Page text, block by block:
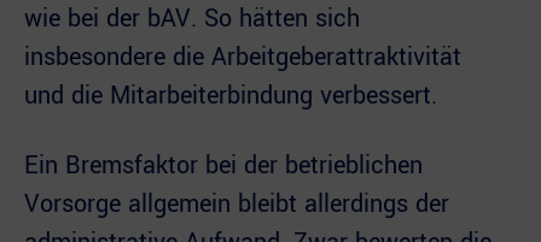
wie bei der bAV. So hätten sich
insbesondere die Arbeitgeberattraktivität
und die Mitarbeiterbindung verbessert.
Ein Bremsfaktor bei der betrieblichen
Vorsorge allgemein bleibt allerdings der